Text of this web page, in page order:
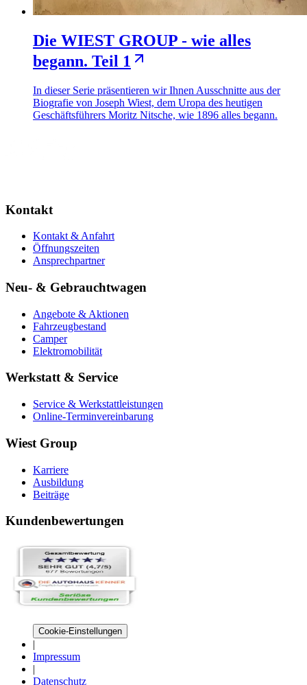
Die WIEST GROUP - wie alles
begann. Teil 1
In dieser Serie präsentieren wir Ihnen Ausschnitte aus der
Biografie von Joseph Wiest, dem Uropa des heutigen
Geschäftsführers Moritz Nitsche, wie 1896 alles begann.
Kontakt
Kontakt & Anfahrt
Öffnungszeiten
Ansprechpartner
Neu- & Gebrauchtwagen
Angebote & Aktionen
Fahrzeugbestand
Camper
Elektromobilität
Werkstatt & Service
Service & Werkstattleistungen
Online-Terminvereinbarung
Wiest Group
Karriere
Ausbildung
Beiträge
Kundenbewertungen
Cookie-Einstellungen
|
Impressum
|
Datenschutz